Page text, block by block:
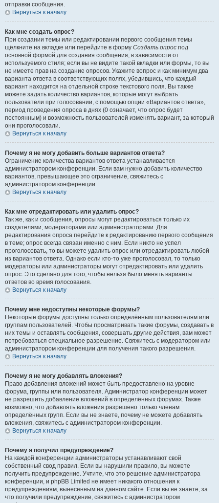
отправки сообщения.
Вернуться к началу
Как мне создать опрос?
При создании темы или редактировании первого сообщения темы
щёлкните на вкладке или перейдите в форму Создать опрос под
основной формой для создания сообщения, в зависимости от
используемого стиля; если вы не видите такой вкладки или формы, то вы
не имеете прав на создание опросов. Укажите вопрос и как минимум два
варианта ответа в соответствующих полях, убедившись, что каждый
вариант находится на отдельной строке текстового поля. Вы также
можете задать количество вариантов, которые могут выбрать
пользователи при голосовании, с помощью опции «Вариантов ответа»,
период проведения опроса в днях (0 означает, что опрос будет
постоянным) и возможность пользователей изменять вариант, за который
они проголосовали.
Вернуться к началу
Почему я не могу добавить больше вариантов ответа?
Ограничение количества вариантов ответа устанавливается
администратором конференции. Если вам нужно добавить количество
вариантов, превышающее это ограничение, свяжитесь с
администратором конференции.
Вернуться к началу
Как мне отредактировать или удалить опрос?
Так же, как и сообщения, опросы могут редактироваться только их
создателями, модераторами или администраторами. Для
редактирования опроса перейдите к редактированию первого сообщения
в теме; опрос всегда связан именно с ним. Если никто не успел
проголосовать, то вы можете удалить опрос или отредактировать любой
из вариантов ответа. Однако если кто-то уже проголосовал, то только
модераторы или администраторы могут отредактировать или удалить
опрос. Это сделано для того, чтобы нельзя было менять варианты
ответов во время голосования.
Вернуться к началу
Почему мне недоступны некоторые форумы?
Некоторые форумы доступны только определённым пользователям или
группам пользователей. Чтобы просматривать такие форумы, создавать в
них темы и оставлять сообщения, совершать другие действия, вам может
потребоваться специальное разрешение. Свяжитесь с модератором или
администратором конференции для получения такого разрешения.
Вернуться к началу
Почему я не могу добавлять вложения?
Право добавления вложений может быть предоставлено на уровне
форума, группы или пользователя. Администратор конференции может
не разрешить добавление вложений в определённых форумах. Также
возможно, что добавлять вложения разрешено только членам
определённых групп. Если вы не знаете, почему не можете добавлять
вложения, свяжитесь с администратором конференции.
Вернуться к началу
Почему я получил предупреждение?
На каждой конференции администраторы устанавливают свой
собственный свод правил. Если вы нарушили правило, вы можете
получить предупреждение. Учтите, что это решение администратора
конференции, и phpBB Limited не имеет никакого отношения к
предупреждениям, вынесенным на данном сайте. Если вы не знаете, за
что получили предупреждение, свяжитесь с администратором